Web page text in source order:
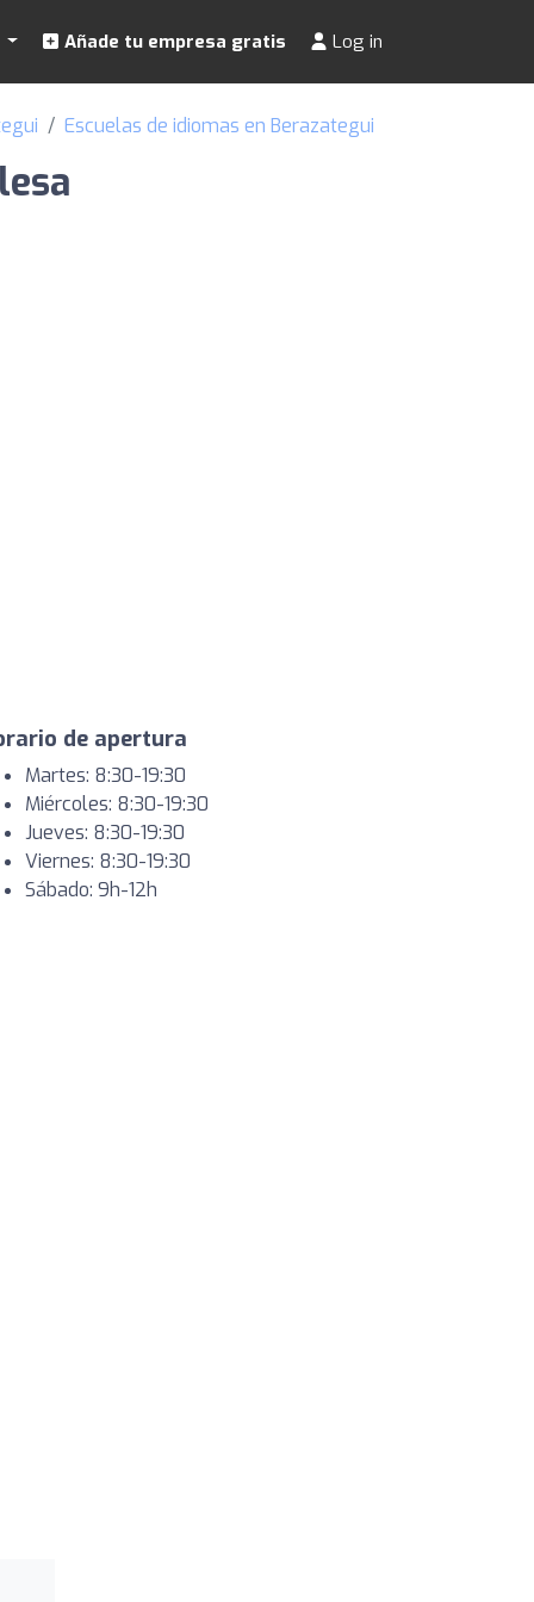
Añade tu empresa gratis Log in
Escuelas de idiomas en Berazategui
de apertura
Martes: 8:30-19:30
Miércoles: 8:30-19:30
Jueves: 8:30-19:30
Viernes: 8:30-19:30
Sábado: 9h-12h